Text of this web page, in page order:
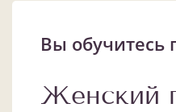
Вы обучитесь
Женский